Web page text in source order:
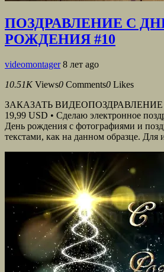
ПОЗДРАВЛЕНИЕ С
РОЖДЕНИЯ #10
videomontager 8 лет ago
10.51K Views0 Comments0 Likes
ЗАКАЗАТЬ
19,99 USD • Сделаю электронное
День рождения с фотографиями и
текстами, как на данном образце. Для